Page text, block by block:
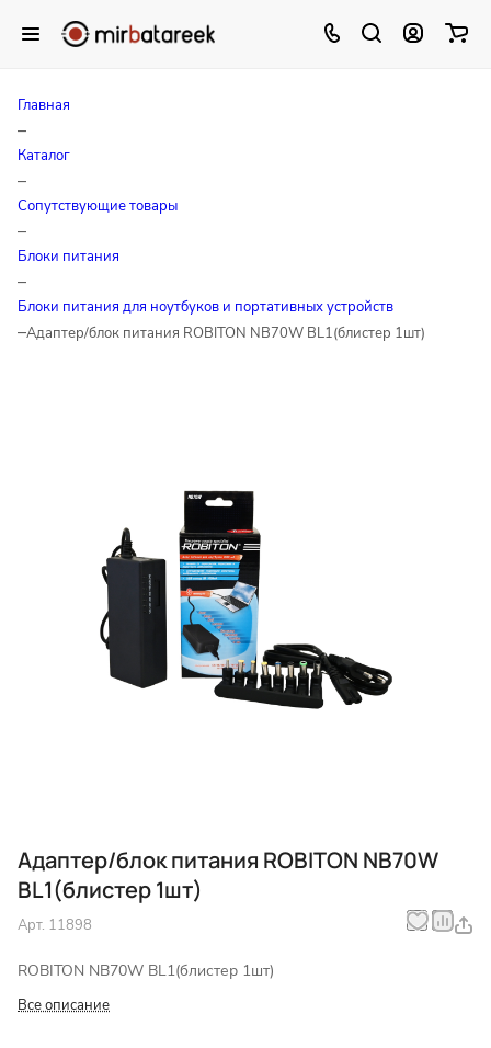
Главная
–
Каталог
–
Сопутствующие товары
–
Блоки питания
–
Блоки питания для ноутбуков и портативных устройств
–Адаптер/блок питания ROBITON NB70W BL1(блистер 1шт)
Адаптер/блок питания ROBITON NB70W
BL1(блистер 1шт)
Арт. 11898
ROBITON NB70W BL1(блистер 1шт)
Все описание